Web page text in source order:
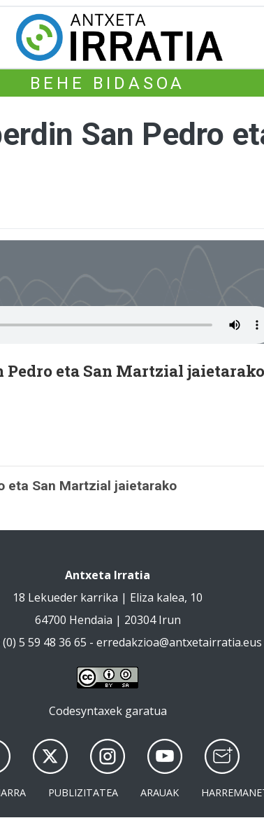
BEHE BIDASOA
San Pedro
Pedro eta San Martzial jaietarako
eta San Martzial jaietarako
Antxeta Irratia
18 Lekueder karrika | Eliza kalea, 10
64700 Hendaia | 20304 Irun
5 59 48 36 65 - erredakzioa@antxetairratia.eus
Codesyntaxek garatua
PUBLIZITATEA ARAUAK